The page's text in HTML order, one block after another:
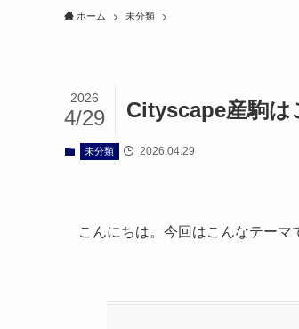
ホーム 未分類
Cityscape産駒は
2026
4/29
未分類 2026.04.29
こんにちは。今回はこんなテーマ